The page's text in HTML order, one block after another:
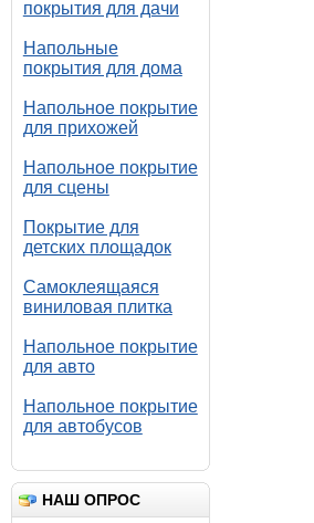
покрытия для дачи
Напольные
покрытия для дома
Напольное покрытие
для прихожей
Напольное покрытие
для сцены
Покрытие для
детских площадок
Самоклеящаяся
виниловая плитка
Напольное покрытие
для авто
Напольное покрытие
для автобусов
НАШ ОПРОС